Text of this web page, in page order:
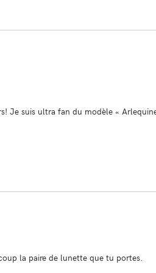
Je suis ultra fan du modèle «
la paire de lunette que tu portes.